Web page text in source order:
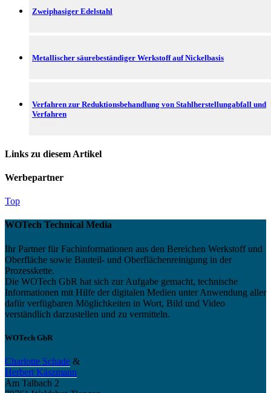
Zweiphasiger Edelstahl
Metallischer säurebeständiger Werkstoff auf Nickelbasis
Verfahren zur Reduktionsbehandlung von Stahlherstellungabfall und
Verfahren
Links zu diesem Artikel
Werbepartner
Top
WOTech Technical Media
Ihr Partner für Fachinformationen aus den Bereichen Werkstoff und
Oberfläche sowie Bauteil- und Oberflächenreinigung in der
Prozesskette.
Die WOTech GbR hat sich zur Aufgabe gemacht, technische
Informationen mit Hilfe der digitalen Medien unter Anwendung aller
dafür verfügbaren Möglichkeiten in Wort, Bild und Video
verständlich darzustellen und zu vermitteln.
WOTech GbR
Charlotte Schade &
Herbert Käszmann
Am Talbach 2